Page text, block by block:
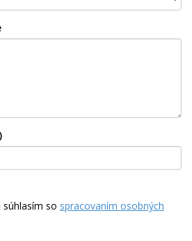
so spracovaním osobných